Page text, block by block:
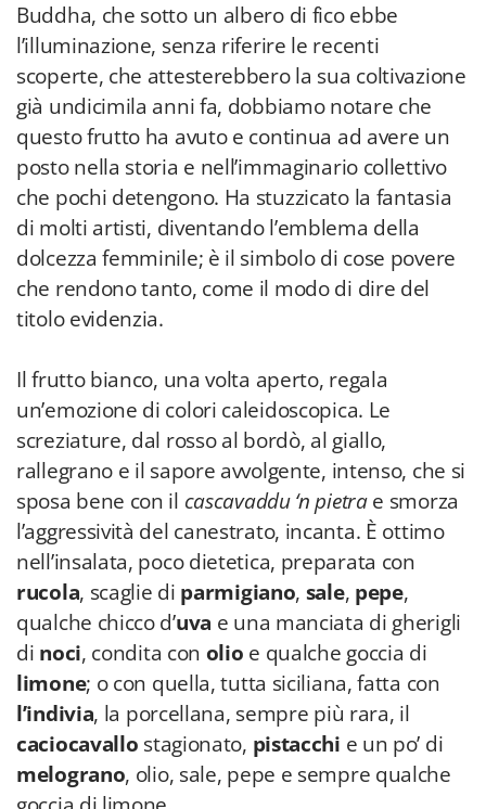
Buddha, che sotto un albero di fico ebbe
l’illuminazione, senza riferire le recenti
scoperte, che attesterebbero la sua coltivazione
già undicimila anni fa, dobbiamo notare che
questo frutto ha avuto e continua ad avere un
posto nella storia e nell’immaginario collettivo
che pochi detengono. Ha stuzzicato la fantasia
di molti artisti, diventando l’emblema della
dolcezza femminile; è il simbolo di cose povere
che rendono tanto, come il modo di dire del
titolo evidenzia.
Il frutto bianco, una volta aperto, regala
un’emozione di colori caleidoscopica. Le
screziature, dal rosso al bordò, al giallo,
rallegrano e il sapore avvolgente, intenso, che si
sposa bene con il cascavaddu ‘n pietrae smorza
l’aggressività del canestrato, incanta. È ottimo
nell’insalata, poco dietetica, preparata con
rucola, scaglie di parmigiano, sale, pepe,
qualche chicco d’uva e una manciata di gherigli
di noci, condita con olio e qualche goccia di
limone; o con quella, tutta siciliana, fatta con
l’indivia, la porcellana, sempre più rara, il
caciocavallo stagionato, pistacchi e un po’ di
melograno, olio, sale, pepe e sempre qualche